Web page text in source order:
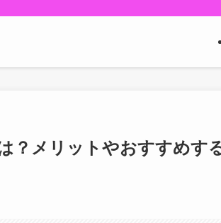
？メリットやおすすめす